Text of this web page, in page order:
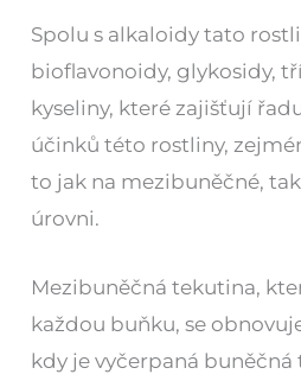
Spolu s alkaloidy tato
bioflavonoidy, glykosidy,
kyseliny, které zajišťují
účinků této rostliny,
to jak na mezibuněčné,
úrovni.
Mezibuněčná tekutina,
každou buňku, se
kdy je vyčerpaná buněčná